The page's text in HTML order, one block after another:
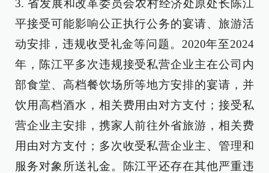
3. 省发展和改革委员会农村经济处原处长陈江
平接受可能影响公正执行公务的宴请、旅游活
动安排，违规收受礼金等问题。2020年至2024
年，陈江平多次违规接受私营企业主在公司内
部食堂、高档餐饮场所等地方安排的宴请，并
饮用高档酒水，相关费用由对方支付；接受私
营企业主安排，携家人前往外省旅游，相关费
用由对方支付；多次收受私营企业主、管理和
服务对象所送礼金。陈江平还存在其他严重违